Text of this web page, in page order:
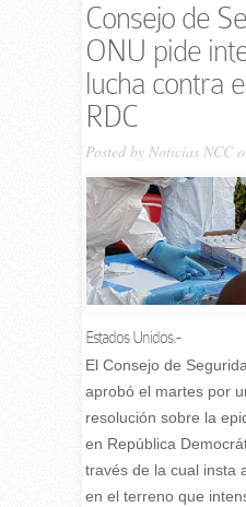
Consejo de
ONU pide
lucha contra
RDC
Posted by Noticias NCC
Estados Unidos.-
El Consejo de
aprobó el martes por
resolución sobre la
en República
través de la cual insta
en el terreno que